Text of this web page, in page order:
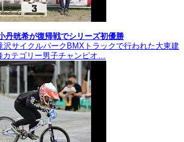
丹晄希が復帰戦でシリーズ初優勝
沢サイクルパークBMXトラックで行われた大東建
テゴリー男子チャンピオ…